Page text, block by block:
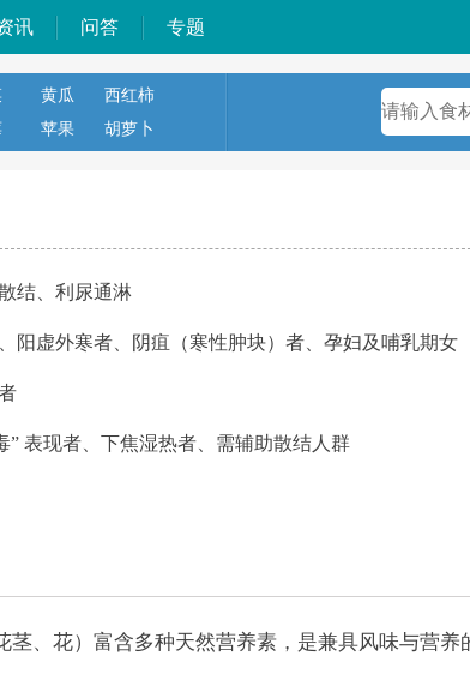
讯 问答 专题
黄瓜
西红柿
苹果 胡萝卜
结、利尿通淋
阳虚外寒者、阴疽（寒性肿块）者、孕妇及哺乳期女
” 表现者、下焦湿热者、需辅助散结人群
、花）富含多种天然营养素，是兼具风味与营养